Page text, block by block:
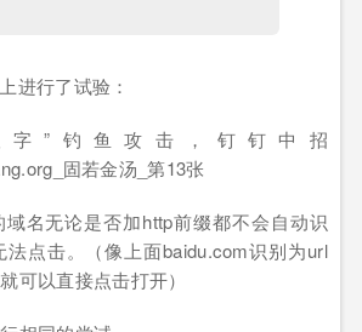
进行了试验：
名无论是否加http前缀都不会自动识
法点击。（像上面baidu.com识别为url
可以直接点击打开）